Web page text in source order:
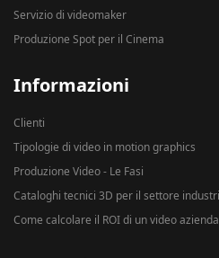
Servizio di videomaker
Produzione Spot per il Cinema
Informazioni
Clienti
Tipologie di video in motion graphics
Produzione Video - Le Fasi
Cataloghi tecnici 3D per il settore
Come calcolare il ROI di un video